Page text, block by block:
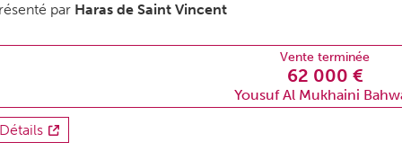
par Haras de Saint Vincent
Vente terminée
62 000 €
Yousuf Al Mukhaini
Détails